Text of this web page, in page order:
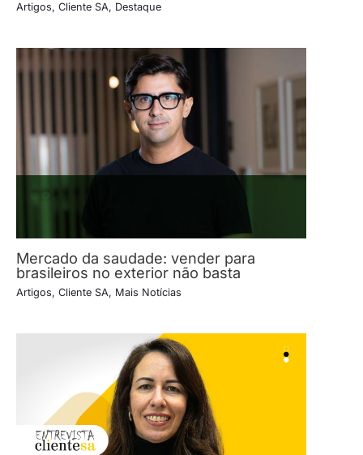
Artigos, Cliente SA, Destaque
Mercado da saudade: vender para
brasileiros no exterior não basta
Artigos, Cliente SA, Mais Notícias